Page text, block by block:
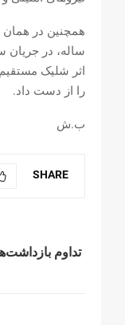
ساله، در
اثر شلیک
را از دست داد.
ب.ش
SHARE
تداوم